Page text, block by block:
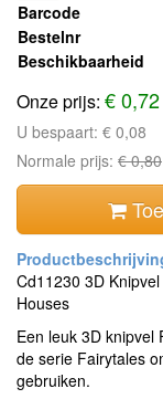
Barcode
Bestelnr
Beschikbaarheid
Onze prijs: € 0,72
U bespaart: € 0,08
Normale prijs: € 0,80
Cd11230 3D
Houses
Een leuk 3D knipvel
de serie Fairytales
gebruiken.